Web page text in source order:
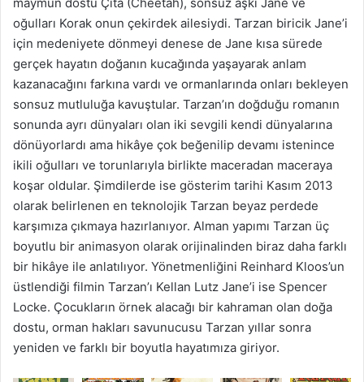
oğulları Korak onun çekirdek ailesiydi. Tarzan biricik Jane’i
için medeniyete dönmeyi denese de Jane kısa sürede
gerçek hayatın doğanın kucağında yaşayarak anlam
kazanacağını farkına vardı ve ormanlarında onları bekleyen
sonsuz mutluluğa kavuştular. Tarzan’ın doğduğu romanın
sonunda ayrı dünyaları olan iki sevgili kendi dünyalarına
dönüyorlardı ama hikâye çok beğenilip devamı istenince
ikili oğulları ve torunlarıyla birlikte maceradan maceraya
koşar oldular. Şimdilerde ise gösterim tarihi Kasım 2013
olarak belirlenen en teknolojik Tarzan beyaz perdede
karşımıza çıkmaya hazırlanıyor. Alman yapımı Tarzan üç
boyutlu bir animasyon olarak orijinalinden biraz daha farklı
bir hikâye ile anlatılıyor. Yönetmenliğini Reinhard Kloos’un
üstlendiği filmin Tarzan’ı Kellan Lutz Jane’i ise Spencer
Locke. Çocukların örnek alacağı bir kahraman olan doğa
dostu, orman hakları savunucusu Tarzan yıllar sonra
yeniden ve farklı bir boyutla hayatımıza giriyor.